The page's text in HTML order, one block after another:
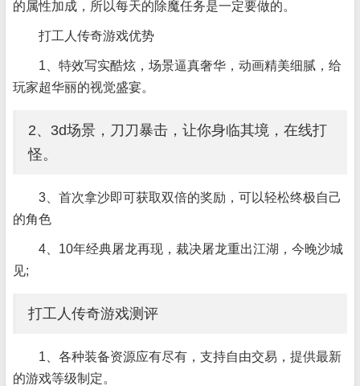
的属性加成，所以每天的除魔任务是一定要做的。
打工人传奇游戏优势
1、特效写实酷炫，场景逼真奢华，动画精美细腻，给
玩家超华丽的视觉盛宴。
2、3d场景，刀刀暴击，让你身临其境，在线打
怪。
3、首次拿沙即可获取双倍的奖励，可以轻松终极自己
的角色
4、10年经典屠龙再现，裁决屠龙重出江湖，今晚沙城
见;
打工人传奇游戏测评
1、各种装备资源应有尽有，支持自由交易，提供最新
的游戏等级制定。